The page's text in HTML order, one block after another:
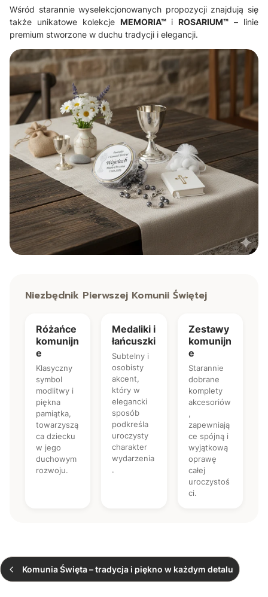
Wśród starannie wyselekcjonowanych propozycji znajdują się
także unikatowe kolekcje MEMORIA™iROSARIUM™ – linie
premium stworzone w duchu tradycji i elegancji.
Niezbędnik Pierwszej Komunii Świętej
Różańce
komunijn
e
Klasyczny
symbol
modlitwy i
piękna
pamiątka,
towarzyszą
ca dziecku
w jego
duchowym
rozwoju.
Medaliki i
łańcuszki
Subtelny i
osobisty
akcent,
który w
elegancki
sposób
podkreśla
uroczysty
charakter
wydarzenia
.
Zestawy
komunijn
e
Starannie
dobrane
komplety
akcesoriów
,
zapewniają
ce spójną i
wyjątkową
oprawę
całej
uroczystoś
ci.
Komunia Święta – tradycja i piękno w każdym detalu